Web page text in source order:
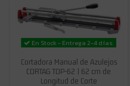
En Stock - Entrega 2-4 días.
Cortadora Manual de Azulejos
CORTAG TOP-62 | 62 cm de
Longitud de Corte